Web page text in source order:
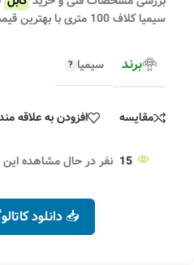
سیمیا کلاف 100 متری با بهترین قیمت از فروشگاه اینترنتی پارسانور
برند سیمیا
مقایسه افزودن به علاقه
15 نفر در حال مشاهده
📥 دانلود